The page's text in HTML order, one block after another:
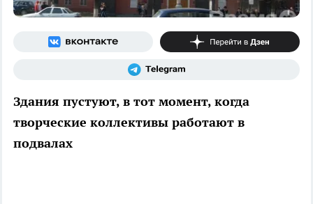
Здания пустуют, в тот момент, когда
творческие коллективы работают в
подвалах